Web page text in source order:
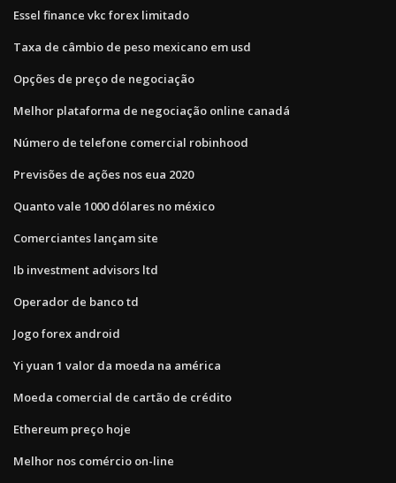
Essel finance vkc forex limitado
Taxa de câmbio de peso mexicano em usd
Opções de preço de negociação
Melhor plataforma de negociação online canadá
Número de telefone comercial robinhood
Previsões de ações nos eua 2020
Quanto vale 1000 dólares no méxico
Comerciantes lançam site
Ib investment advisors ltd
Operador de banco td
Jogo forex android
Yi yuan 1 valor da moeda na américa
Moeda comercial de cartão de crédito
Ethereum preço hoje
Melhor nos comércio on-line